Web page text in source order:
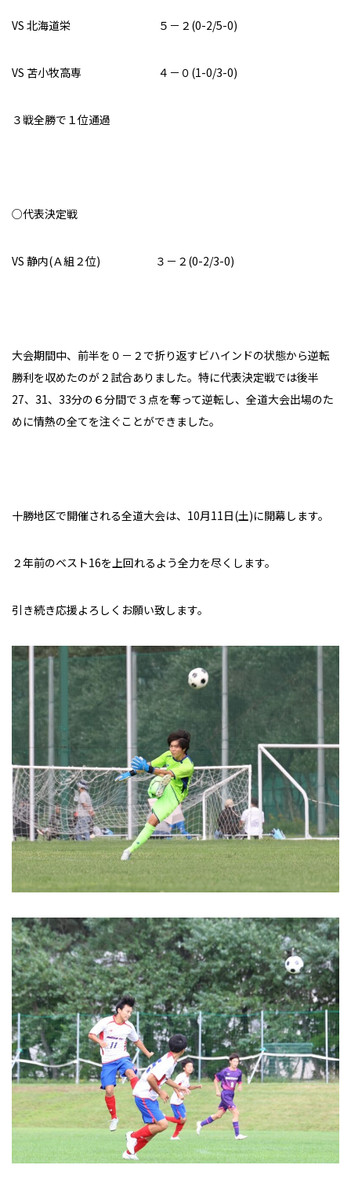
VS 北海道栄 ５－２(0-2/5-0)
VS 苫小牧高専 ４－０(1-0/3-0)
３戦全勝で１位通過
○代表決定戦
VS 静内(Ａ組２位) ３－２(0-2/3-0)
大会期間中、前半を０－２で折り返すビハインドの状態から逆転
勝利を収めたのが２試合ありました。特に代表決定戦では後半
27、31、33分の６分間で３点を奪って逆転し、全道大会出場のた
めに情熱の全てを注ぐことができました。
十勝地区で開催される全道大会は、10月11日(土)に開幕します。
２年前のベスト16を上回れるよう全力を尽くします。
引き続き応援よろしくお願い致します。